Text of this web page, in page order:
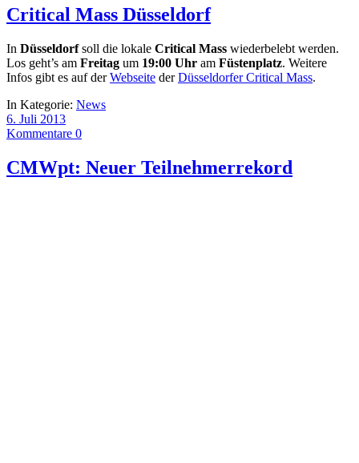
Critical Mass Düsseldorf
In Düsseldorfsoll die lokale Critical Mass wiederbelebt werden.
Los geht’s am Freitag um 19:00 Uhr am Füstenplatz. Weitere
Infos gibt es auf derWebseite derDüsseldorfer Critical Mass.
In Kategorie: News
6. Juli 2013
Kommentare 0
CMWpt: Neuer Teilnehmerrekord